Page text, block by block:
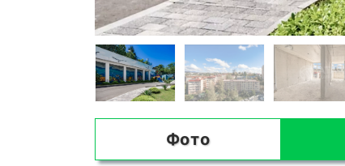
Фото